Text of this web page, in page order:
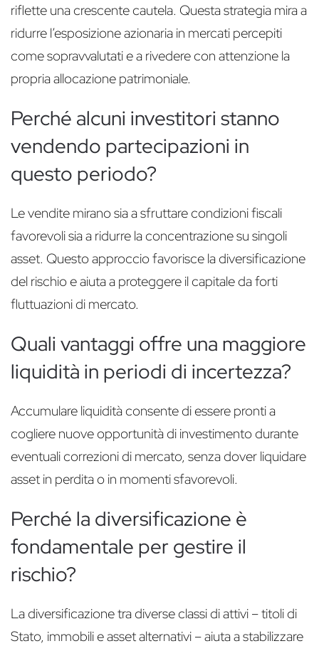
riflette una crescente cautela. Questa strategia mira a
ridurre l’esposizione azionaria in mercati percepiti
come sopravvalutati e a rivedere con attenzione la
propria allocazione patrimoniale.
Perché alcuni investitori stanno
vendendo partecipazioni in
questo periodo?
Le vendite mirano sia a sfruttare condizioni fiscali
favorevoli sia a ridurre la concentrazione su singoli
asset. Questo approccio favorisce la diversificazione
del rischio e aiuta a proteggere il capitale da forti
fluttuazioni di mercato.
Quali vantaggi offre una maggiore
liquidità in periodi di incertezza?
Accumulare liquidità consente di essere pronti a
cogliere nuove opportunità di investimento durante
eventuali correzioni di mercato, senza dover liquidare
asset in perdita o in momenti sfavorevoli.
Perché la diversificazione è
fondamentale per gestire il
rischio?
La diversificazione tra diverse classi di attivi – titoli di
Stato, immobili e asset alternativi – aiuta a stabilizzare